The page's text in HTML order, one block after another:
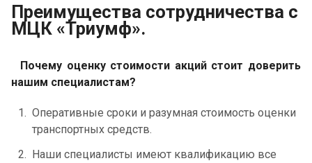
Преимущества сотрудничества с
МЦК «Триумф».
Почему оценку стоимости акций стоит доверить
нашим специалистам?
Оперативные сроки и разумная стоимость оценки
транспортных средств.
Наши специалисты имеют квалификацию все